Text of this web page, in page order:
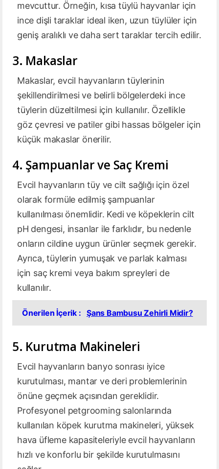
mevcuttur. Örneğin, kısa tüylü hayvanlar için
ince dişli taraklar ideal iken, uzun tüylüler için
geniş aralıklı ve daha sert taraklar tercih edilir.
3. Makaslar
Makaslar, evcil hayvanların tüylerinin
şekillendirilmesi ve belirli bölgelerdeki ince
tüylerin düzeltilmesi için kullanılır. Özellikle
göz çevresi ve patiler gibi hassas bölgeler için
küçük makaslar önerilir.
4. Şampuanlar ve Saç Kremi
Evcil hayvanların tüy ve cilt sağlığı için özel
olarak formüle edilmiş şampuanlar
kullanılması önemlidir. Kedi ve köpeklerin cilt
pH dengesi, insanlar ile farklıdır, bu nedenle
onların cildine uygun ürünler seçmek gerekir.
Ayrıca, tüylerin yumuşak ve parlak kalması
için saç kremi veya bakım spreyleri de
kullanılır.
Önerilen İçerik : Şans Bambusu Zehirli Midir?
5. Kurutma Makineleri
Evcil hayvanların banyo sonrası iyice
kurutulması, mantar ve deri problemlerinin
önüne geçmek açısından gereklidir.
Profesyonel petgrooming salonlarında
kullanılan köpek kurutma makineleri, yüksek
hava üfleme kapasiteleriyle evcil hayvanların
hızlı ve konforlu bir şekilde kurutulmasını